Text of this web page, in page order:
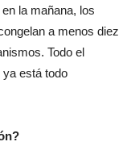
la mañana, los
a menos diez
Todo el
ya está todo